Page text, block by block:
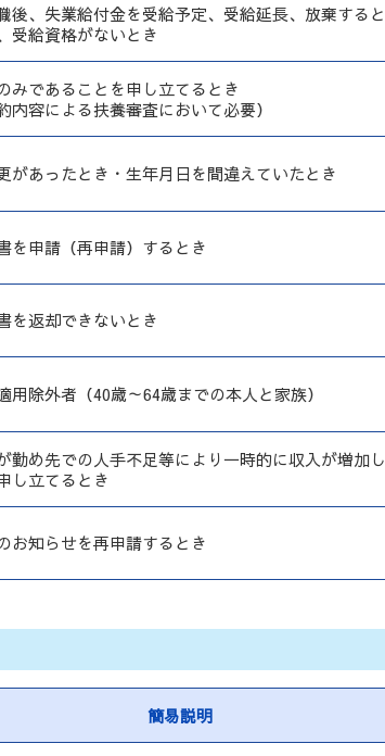
後、失業給付金を受給予定、受給延長、放棄すると
受給資格がないとき
みであることを申し立てるとき
内容による扶養審査において必要）
があったとき・生年月日を間違えていたとき
を申請（再申請）するとき
を返却できないとき
用除外者（40歳～64歳までの本人と家族）
勤め先での人手不足等により一時的に収入が増加し
し立てるとき
お知らせを再申請するとき
簡易説明